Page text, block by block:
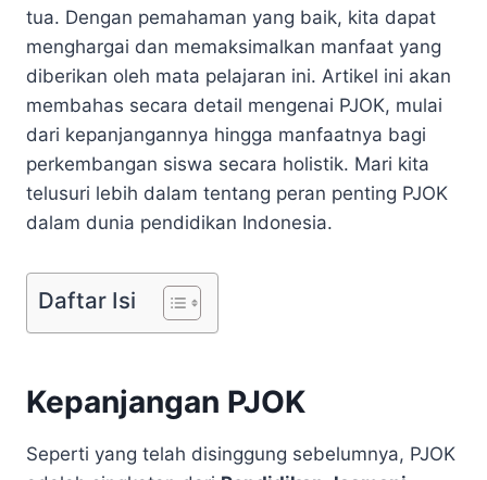
tua. Dengan pemahaman yang baik, kita dapat
menghargai dan memaksimalkan manfaat yang
diberikan oleh mata pelajaran ini. Artikel ini akan
membahas secara detail mengenai PJOK, mulai
dari kepanjangannya hingga manfaatnya bagi
perkembangan siswa secara holistik. Mari kita
telusuri lebih dalam tentang peran penting PJOK
dalam dunia pendidikan Indonesia.
Daftar Isi
Kepanjangan PJOK
Seperti yang telah disinggung sebelumnya, PJOK